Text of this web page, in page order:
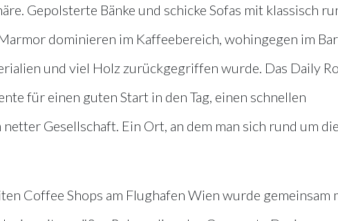
Gepolsterte Bänke und schicke Sofas mit klassisch
dominieren im Kaffeebereich, wohingegen im
und viel Holz zurückgegriffen wurde. Das Daily
für einen guten Start in den Tag, einen schnellen
Gesellschaft. Ein Ort, an dem man sich rund um
Coffee Shops am Flughafen Wien wurde gemeinsam